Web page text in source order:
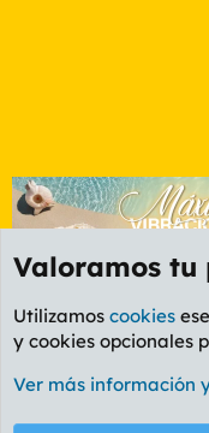
Foro Rapiñas
Cookies
PL
Valoramos
Utilizamos cookies
y cookies opcionales
Ver más información